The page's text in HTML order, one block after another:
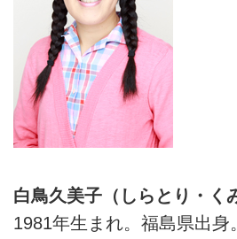
白鳥久美子（しらとり・く
1981年生まれ。福島県出身